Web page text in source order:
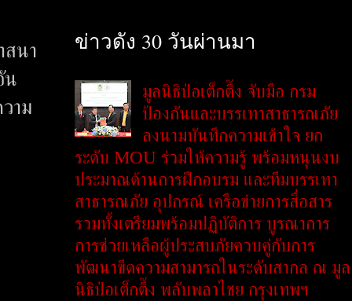
สนา
น
าม
ข่าวดัง 30 วันผ่านมา
มูลนิธิป่อเต็กตึ๊ง จับมือ กรม
ป้องกันและบรรเทาสาธารณภัย
ลงนามบันทึกความเข้าใจ ยก
ระดับ MOU ร่วมให้ความรู้ พร้อมหนุนงบ
ประมาณด้านการฝึกอบรม และทีมบรรเทา
สาธารณภัย อุปกรณ์ เครือข่ายการสื่อสาร
รวมทั้งเตรียมพร้อมปฏิบัติการ บูรณาการ
การช่วยเหลือผู้ประสบภัยควบคู่กับการ
พัฒนาขีดความสามารถในระดับสากล ณ มูล
นิธิป่อเต็กตึ๊ง พลับพลาไชย กรุงเทพฯ